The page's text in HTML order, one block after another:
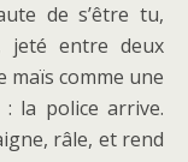
de s’être tu,
jeté entre deux
maïs comme une
la police arrive.
râle, et rend